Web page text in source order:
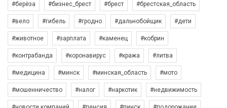
#берёза #бизнес_брест #брест #брестская_область
#вело #гибель #гродно #дальнобойщик #дети
#животное #зарплата #каменец #кобрин
#контрабанда #коронавирус #кража #литва
#медицина #минск #минская_область #мото
#мошенничество #налог #наркотик #недвижимость